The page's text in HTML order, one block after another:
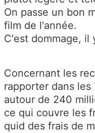
On passe un bon
film de l'année.
C'est dommage, il
Concernant les
rapporter dans
autour de 240
ce qui couvre les
quid des frais de